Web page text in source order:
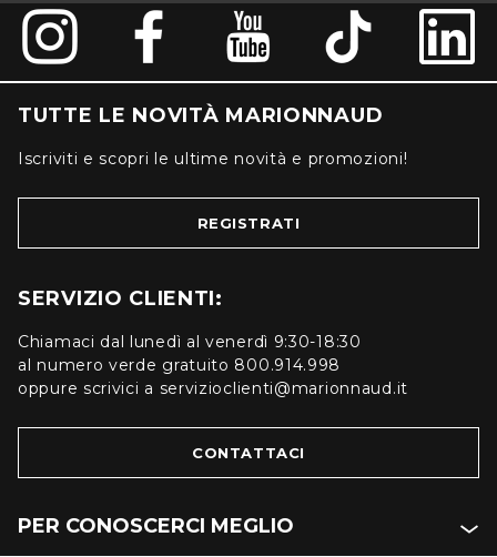
TUTTE LE NOVITÀ MARIONNAUD
Iscriviti e scopri le ultime novità e promozioni!
REGISTRATI
SERVIZIO CLIENTI:
Chiamaci dal lunedì al venerdì 9:30-18:30
al numero verde gratuito 800.914.998
oppure scrivici a servizioclienti@marionnaud.it
CONTATTACI
PER CONOSCERCI MEGLIO